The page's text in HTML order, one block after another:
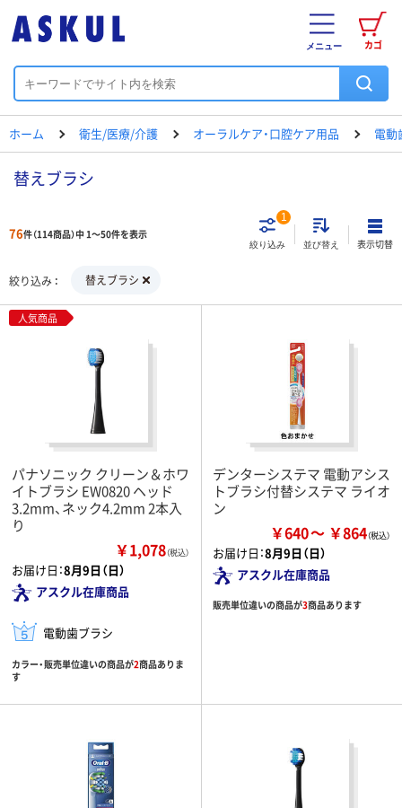
カゴ
メニュー
ホーム 衛生/医療/介護 オーラルケア・口腔ケア用品 電動
替えブラシ
76件（114商品）中 1～50件を表示
絞り込み
1
並び替え 表示切替
絞り込み 替えブラシ
人気商品
パナソニック クリーン＆ホワ
イトブラシ EW0820 ヘッド
3.2mm、ネック4.2mm 2本入
り
￥1,078（税込）
お届け日：8月9日（日）
アスクル在庫商品
電動歯ブラシ
カラー・販売単位違いの商品が2商品ありま
す
デンターシステマ 電動アシス
トブラシ付替システマ ライオ
ン
￥640 ￥864
お届け日：8月9日（日）
アスクル在庫商品
販売単位違いの商品が3商品あります